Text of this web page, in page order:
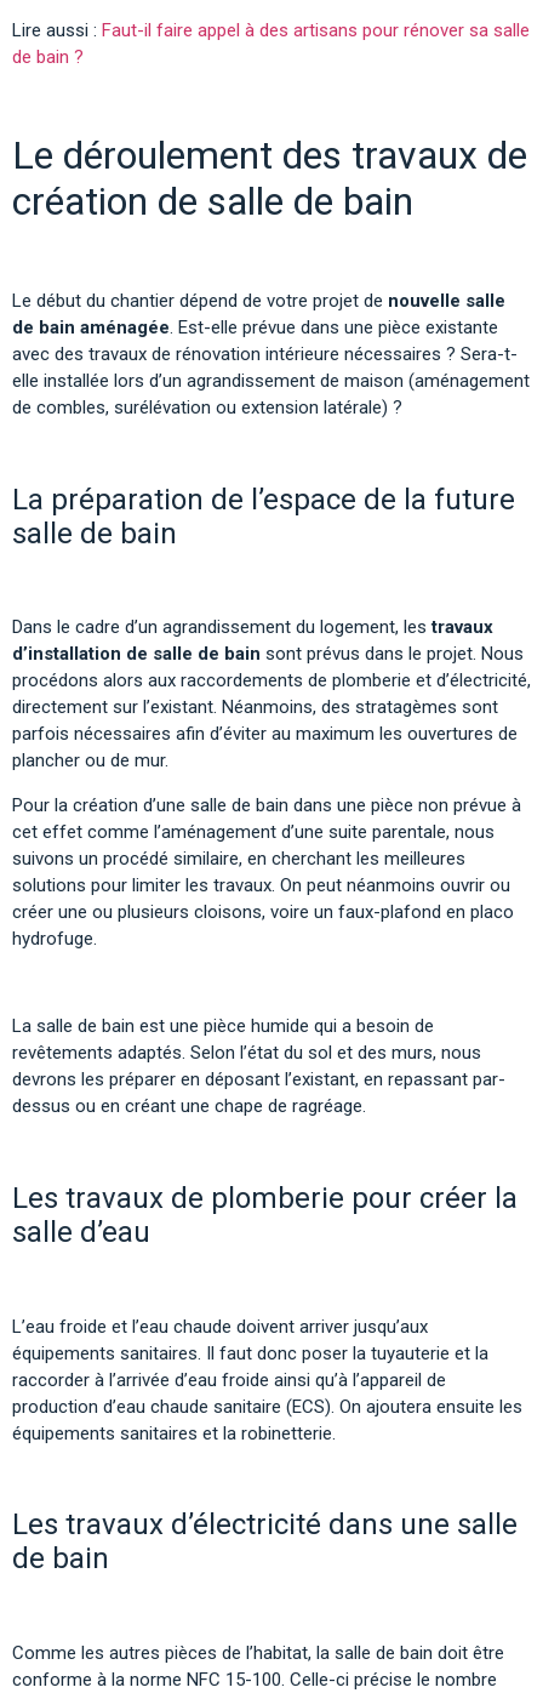
Lire aussi : Faut-il faire appel à des artisans pour rénover sa salle
de bain ?
Le déroulement des travaux de
création de salle de bain
Le début du chantier dépend de votre projet de nouvelle salle
de bain aménagée. Est-elle prévue dans une pièce existante
avec des travaux de rénovation intérieure nécessaires ? Sera-t-
elle installée lors d’un agrandissement de maison (aménagement
de combles, surélévation ou extension latérale) ?
La préparation de l’espace de la future
salle de bain
Dans le cadre d’un agrandissement du logement, lestravaux
d’installation de salle de bain sont prévus dans le projet. Nous
procédons alors aux raccordements de plomberie et d’électricité,
directement sur l’existant. Néanmoins, des stratagèmes sont
parfois nécessaires afin d’éviter au maximum les ouvertures de
plancher ou de mur.
Pour la création d’une salle de bain dans une pièce non prévue à
cet effet comme l’aménagement d’une suite parentale, nous
suivons un procédé similaire, en cherchant les meilleures
solutions pour limiter les travaux. On peut néanmoins ouvrir ou
créer une ou plusieurs cloisons, voire un faux-plafond en placo
hydrofuge.
La salle de bain est une pièce humide qui a besoin de
revêtements adaptés. Selon l’état du sol et des murs, nous
devrons les préparer en déposant l’existant, en repassant par-
dessus ou en créant une chape de ragréage.
Les travaux de plomberie pour créer la
salle d’eau
L’eau froide et l’eau chaude doivent arriver jusqu’aux
équipements sanitaires. Il faut donc poser la tuyauterie et la
raccorder à l’arrivée d’eau froide ainsi qu’à l’appareil de
production d’eau chaude sanitaire (ECS). On ajoutera ensuite les
équipements sanitaires et la robinetterie.
Les travaux d’électricité dans une salle
de bain
Comme les autres pièces de l’habitat, la salle de bain doit être
conforme à la norme NFC 15-100. Celle-ci précise le nombre